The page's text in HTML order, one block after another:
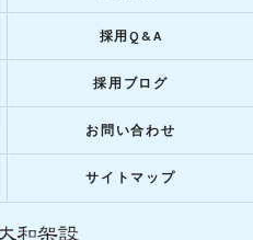
採用Q&A
採用ブログ
お問い合わせ
サイトマップ